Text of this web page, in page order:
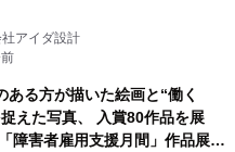
アイダ設計
ある方が描いた絵画と“働く
えた写真、 入賞80作品を展
害者雇用支援月間」作品展示